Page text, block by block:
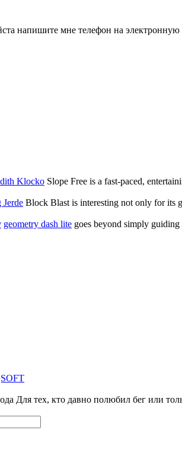
напишите мне телефон на электронную
Klocko Slope Free is a fast-paced,
Block Blast is interesting not only for its
geometry dash lite goes beyond simply
Для тех, кто давно полюбил бег или